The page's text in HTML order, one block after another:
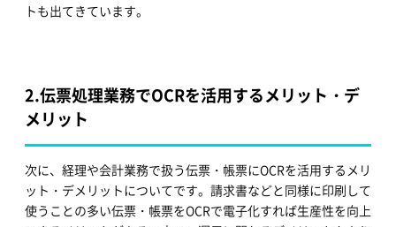
トも出てきています。
2.伝票処理業務でOCRを活用するメリット・デ
メリット
次に、経理や会計業務で扱う伝票・帳票にOCRを活用するメリ
ット・デメリットについてです。請求書などと同様に印刷して
使うことの多い伝票・帳票をOCRで電子化すれば生産性を向上